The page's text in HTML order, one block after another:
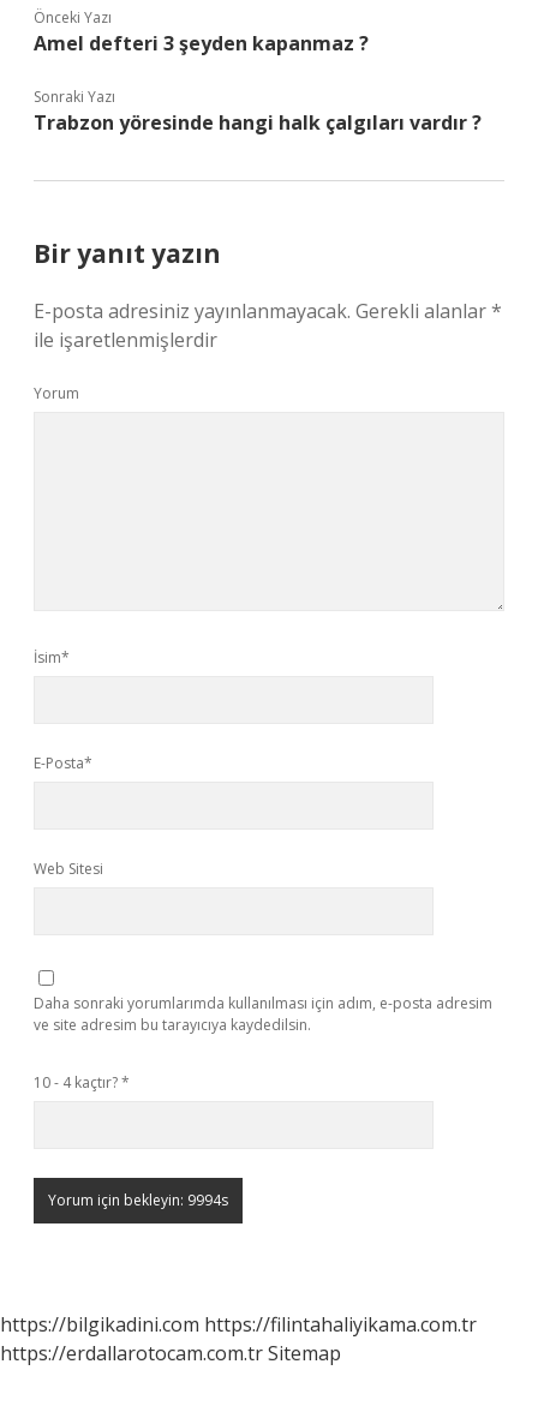
Önceki Yazı
Amel defteri 3 şeyden kapanmaz ?
Sonraki Yazı
Trabzon yöresinde hangi halk çalgıları vardır ?
Bir yanıt yazın
E-posta adresiniz yayınlanmayacak. Gerekli alanlar*
ile işaretlenmişlerdir
Yorum
İsim*
E-Posta*
Web Sitesi
Daha sonraki yorumlarımda kullanılması için adım, e-posta adresim
ve site adresim bu tarayıcıya kaydedilsin.
10 - 4 kaçtır?*
https://bilgikadini.com https://filintahaliyikama.com.tr
https://erdallarotocam.com.trSitemap